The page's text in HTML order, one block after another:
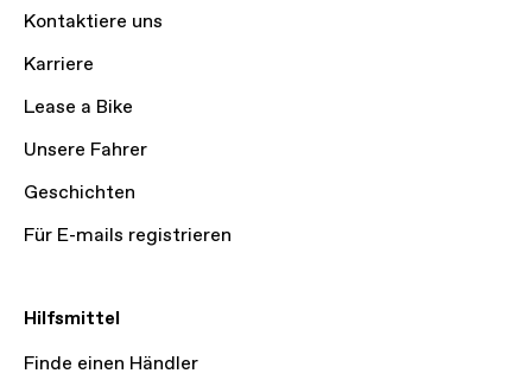
Kontaktiere uns
Karriere
Lease a Bike
Unsere Fahrer
Geschichten
Für E-mails registrieren
Hilfsmittel
Finde einen Händler